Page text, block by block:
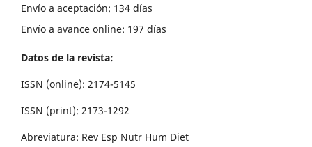
Envío a aceptación: 134 días
Envío a avance online: 197 días
Datos de la revista:
ISSN (online): 2174-5145
ISSN (print): 2173-1292
Abreviatura: Rev Esp Nutr Hum Diet